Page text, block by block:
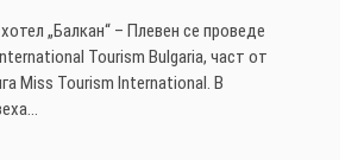
„Балкан“ – Плевен се проведе
Tourism Bulgaria, част от
Miss Tourism International. В